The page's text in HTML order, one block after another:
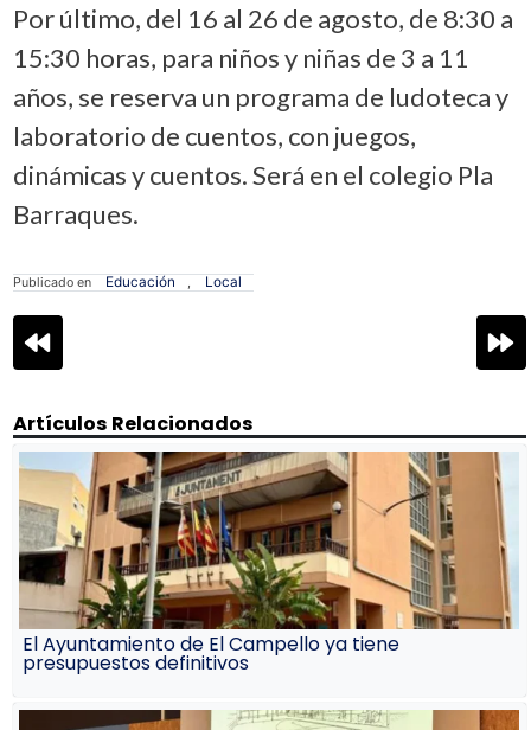
Por último, del 16 al 26 de agosto, de 8:30 a
15:30 horas, para niños y niñas de 3 a 11
años, se reserva un programa de ludoteca y
laboratorio de cuentos, con juegos,
dinámicas y cuentos. Será en el colegio Pla
Barraques.
Publicado en Educación , Local
Navegación
de
Artículos Relacionados
El Ayuntamiento de El Campello ya tiene
presupuestos definitivos